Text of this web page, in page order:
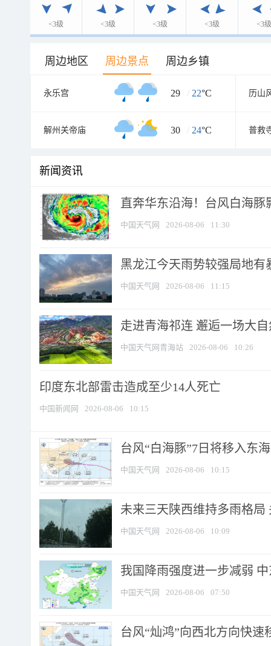
<3级 <3级 <3级 <3级 <3级
周边地区 周边景点 周边乡镇
永乐宫 29 / 22°C 历山
解州关帝庙 30 / 24°C 普救
新闻资讯
直奔华东沿海！台风白海豚
中国天气网 2026-08-06 11:30
黑龙江今天雨势较强局地有
中国天气网 2026-08-06 11:15
走进青海祁连 邂逅一场大
中国天气网青海站 2026-08-06 10:26
印度东北部雷击造成至少14人死亡
中国新闻网 2026-08-06 10:15
台风“白海豚”7日将移入东
中国天气网 2026-08-06 10:15
未来三天陕西维持多雨格局
中国天气网 2026-08-06 10:09
我国降雨强度进一步减弱
中国天气网 2026-08-06 07:50
台风“灿鸿”向西北方向快